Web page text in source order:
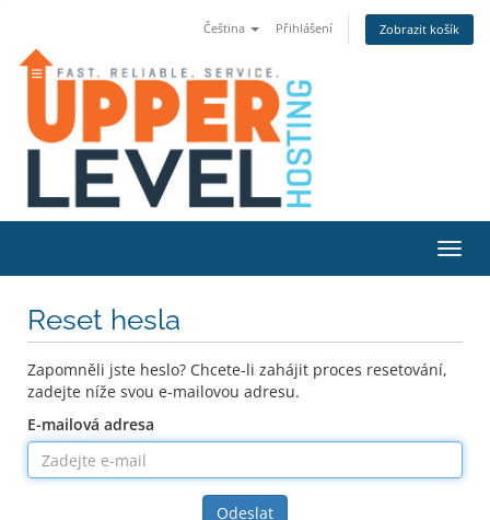
Čeština Přihlášení Zobrazit košík
Reset hesla
Zapomněli jste heslo? Chcete-li zahájit proces resetování,
zadejte níže svou e-mailovou adresu.
E-mailová adresa
Odeslat